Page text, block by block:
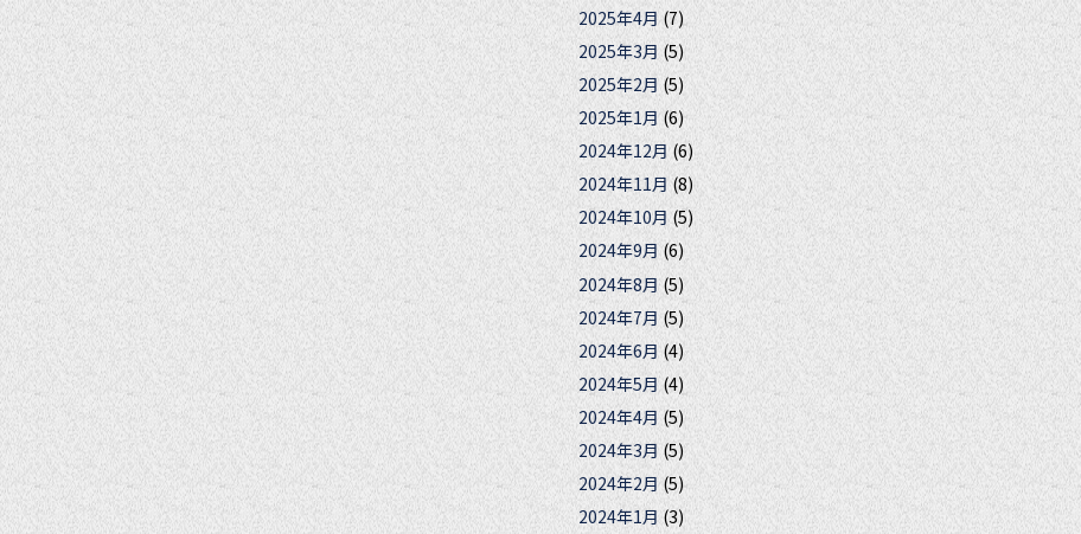
2025年4月(7)
2025年3月 (5)
2025年2月 (5)
2025年1月(6)
2024年12月 (6)
2024年11月 (8)
2024年10月(5)
2024年9月 (6)
2024年8月(5)
2024年7月 (5)
2024年6月 (4)
2024年5月(4)
2024年4月 (5)
2024年3月 (5)
2024年2月(5)
2024年1月 (3)